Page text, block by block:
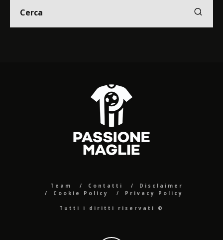
Team Contatti
Disclaimer
Cookie Policy
Privacy Policy
Tutti i diritti riservati ©